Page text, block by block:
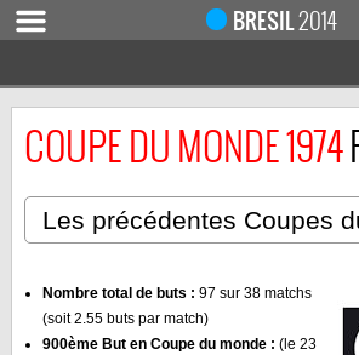
BRESIL2014
ACCUEIL
COUPE DU MONDE 2019
CALENDRIER / RÉSULTATS
QUARTS DE FINALE
COUPE DU MONDE 1974
Nombre total de buts : 97 sur 38 matchs
(soit 2.55 buts par match)
900ème But en Coupe du monde : (le 23